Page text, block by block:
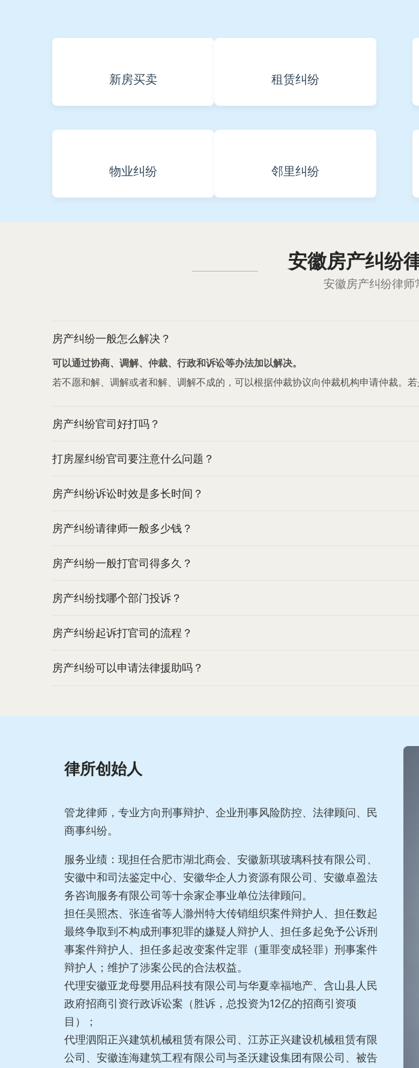
新房买卖 租赁纠纷
物业纠纷 邻里纠纷
安徽房产纠纷
安徽房产纠纷律师
房产纠纷一般怎么解决？
可以通过协商、调解、仲裁、行政和诉讼等办法加以解决。
若不愿和解、调解或者和解、调解不成的，可以根据仲裁协议向仲裁机构申请仲裁。
房产纠纷官司好打吗？
打房屋纠纷官司要注意什么问题？
房产纠纷诉讼时效是多长时间？
房产纠纷请律师一般多少钱？
房产纠纷一般打官司得多久？
房产纠纷找哪个部门投诉？
房产纠纷起诉打官司的流程？
房产纠纷可以申请法律援助吗？
律所创始人
管龙律师，专业方向刑事辩护、企业刑事风险防控、法律顾问、民
商事纠纷。
服务业绩：现担任合肥市湖北商会、安徽新琪玻璃科技有限公司、
安徽中和司法鉴定中心、安徽华企人力资源有限公司、安徽卓盈法
务咨询服务有限公司等十余家企事业单位法律顾问。
担任吴照杰、张连省等人滁州特大传销组织案件辩护人、担任数起
最终争取到不构成刑事犯罪的嫌疑人辩护人、担任多起免予公诉刑
事案件辩护人、担任多起改变案件定罪（重罪变成轻罪）刑事案件
辩护人；维护了涉案公民的合法权益。
代理安徽亚龙母婴用品科技有限公司与华夏幸福地产、含山县人民
政府招商引资行政诉讼案（胜诉，总投资为12亿的招商引资项
目）；
代理泗阳正兴建筑机械租赁有限公司、江苏正兴建设机械租赁有限
公司、安徽连海建筑工程有限公司与圣沃建设集团有限公司、被告